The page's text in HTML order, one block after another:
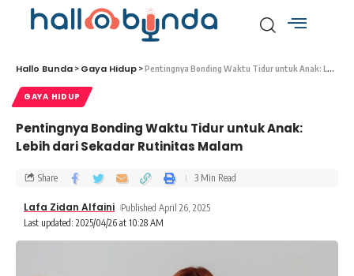
Hallo Bunda > Gaya Hidup >Pentingnya Bonding Waktu Tidur untuk Anak: Lebih dari Sekadar Rutinitas Malam
GAYA HIDUP
Pentingnya Bonding Waktu Tidur untuk Anak:
Lebih dari Sekadar Rutinitas Malam
Last updated: 2025/04/26 at 10:28 AM
Lafa Zidan Alfaini Published April 26, 2025
Share 3 Min Read